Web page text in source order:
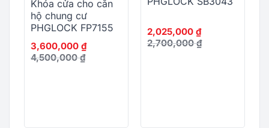
Khóa cửa cho căn
hộ chung cư
PHGLOCK FP7155
APP
3,600,000 ₫
4,500,000₫
2,025,000 ₫
2,700,000₫